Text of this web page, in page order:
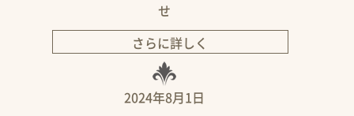
せ
さらに詳しく
2024年8月1日